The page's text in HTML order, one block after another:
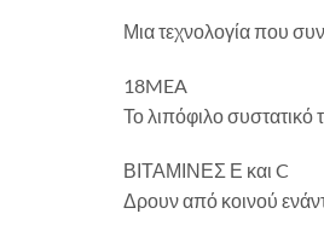
Μια τεχνολογία που
18MEA
Το λιπόφιλο συστατικό
ΒΙΤΑΜΙΝΕΣ Ε και C
Δρουν από κοινού